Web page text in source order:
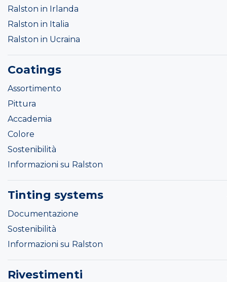
Ralston in Irlanda
Ralston in Italia
Ralston in Ucraina
Coatings
Assortimento
Pittura
Accademia
Colore
Sostenibilità
Informazioni su Ralston
Tinting systems
Documentazione
Sostenibilità
Informazioni su Ralston
Rivestimenti